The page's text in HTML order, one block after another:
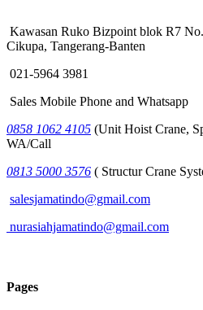
Kawasan Ruko Bizpoint blok R7
Cikupa, Tangerang-Banten
021-5964 3981
Sales Mobile Phone and Whatsapp
0858 1062 4105 (Unit Hoist Crane,
WA/Call
0813 5000 3576 ( Structur Crane
salesjamatindo@gmail.com
nurasiahjamatindo@gmail.com
Pages